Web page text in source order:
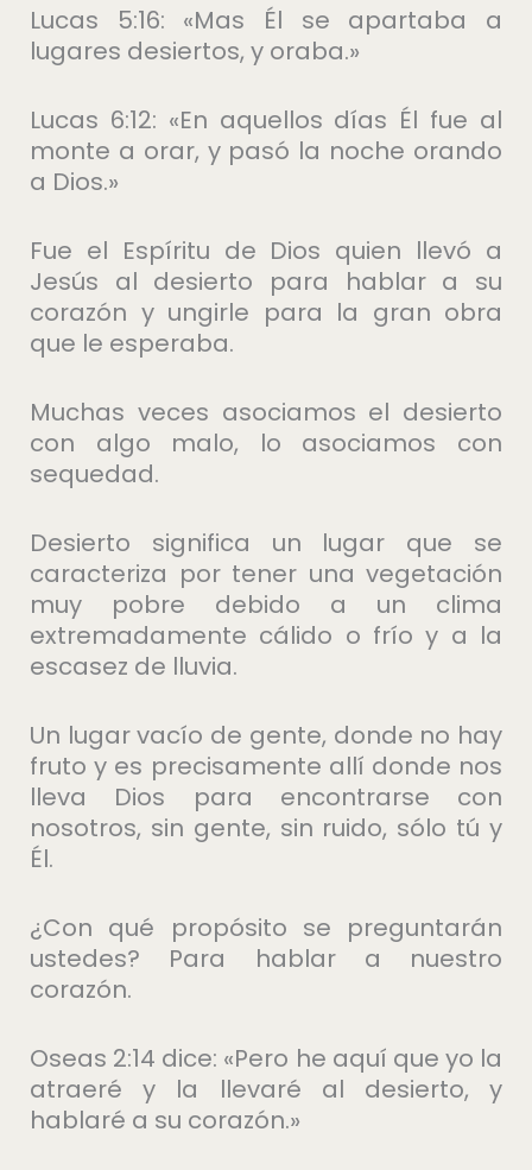
Lucas 5:16: «Mas Él se apartaba a
lugares desiertos, y oraba.»
Lucas 6:12: «En aquellos días Él fue al
monte a orar, y pasó la noche orando
a Dios.»
Fue el Espíritu de Dios quien llevó a
Jesús al desierto para hablar a su
corazón y ungirle para la gran obra
que le esperaba.
Muchas veces asociamos el desierto
con algo malo, lo asociamos con
sequedad.
Desierto significa un lugar que se
caracteriza por tener una vegetación
muy pobre debido a un clima
extremadamente cálido o frío y a la
escasez de lluvia.
Un lugar vacío de gente, donde no hay
fruto y es precisamente allí donde nos
lleva Dios para encontrarse con
nosotros, sin gente, sin ruido, sólo tú y
Él.
¿Con qué propósito se preguntarán
ustedes? Para hablar a nuestro
corazón.
Oseas 2:14 dice: «Pero he aquí que yo la
atraeré y la llevaré al desierto, y
hablaré a su corazón.»